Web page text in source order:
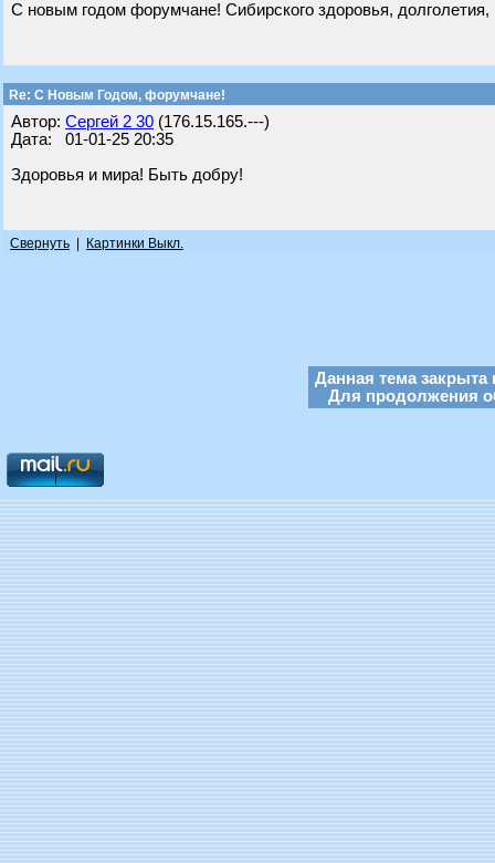
С новым годом форумчане! Сибирского здоровья,
Re: С Новым Годом, форумчане!
Автор: Сергей 2 30 (176.15.165.---)
Дата: 01-01-25 20:35
Здоровья и мира! Быть добру!
Свернуть Картинки Выкл.
Данная тема закрыта
Для продолжения